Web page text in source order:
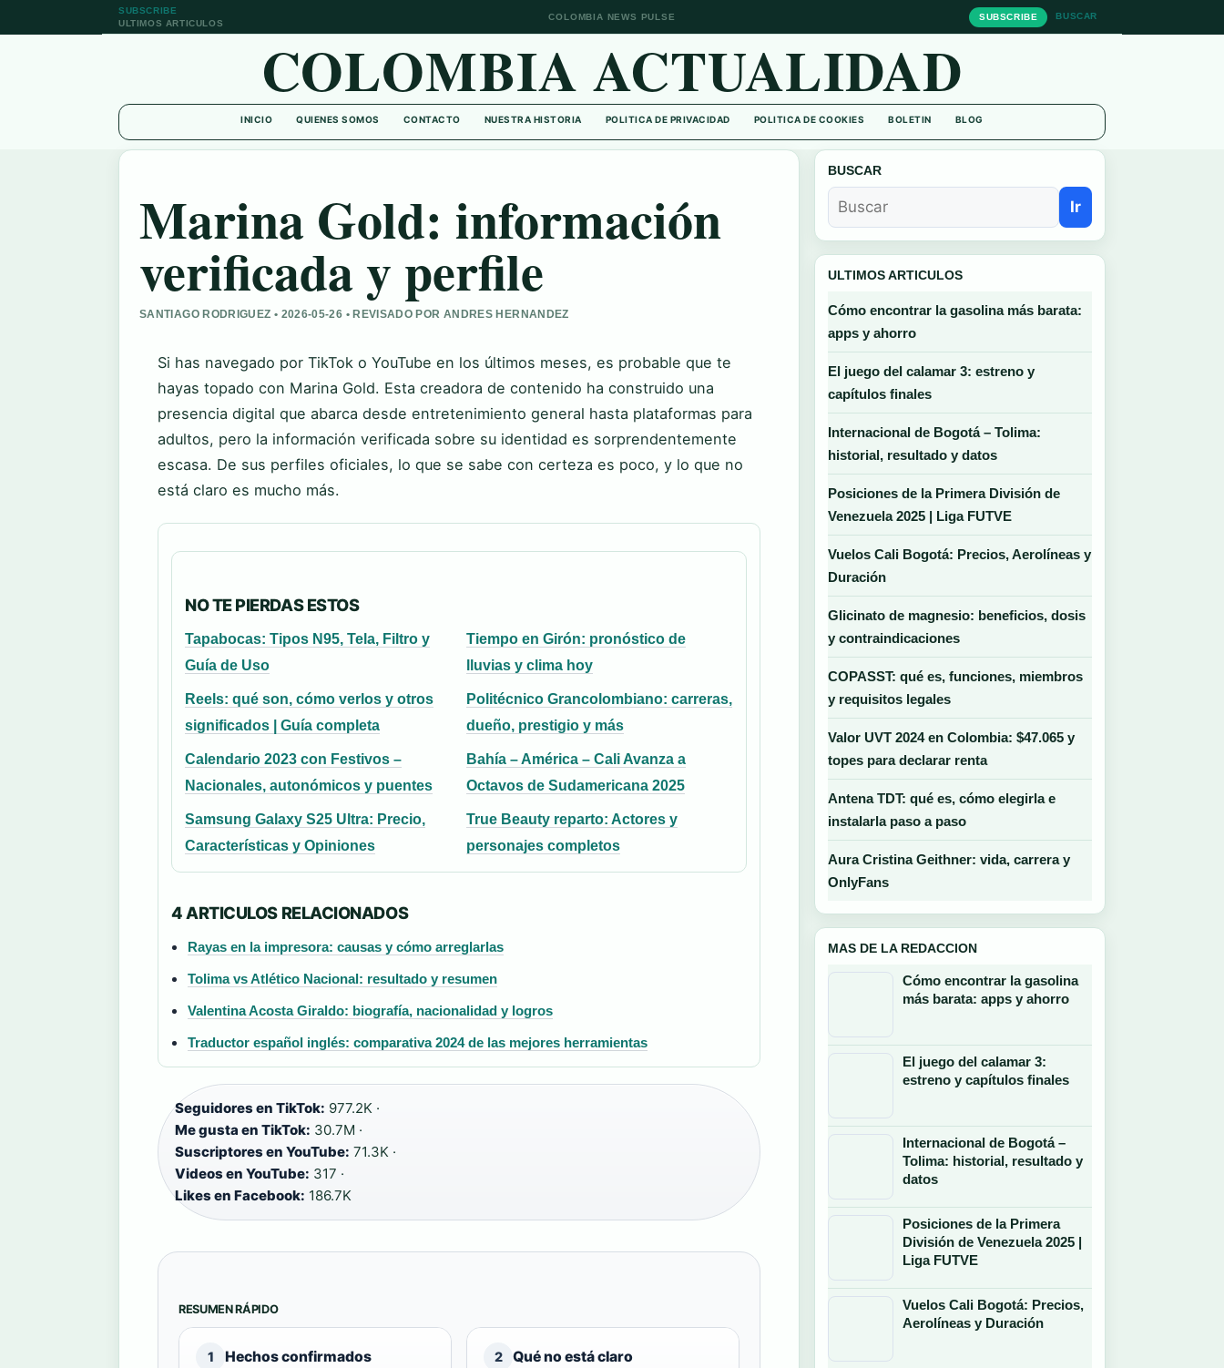
SUBSCRIBE
ULTIMOS ARTICULOS
COLOMBIA NEWS PULSE SUBSCRIBE BUSCAR
COLOMBIA ACTUALIDAD
INICIO QUIENES SOMOS CONTACTO NUESTRA HISTORIA POLITICA DE PRIVACIDAD POLITICA DE COOKIES BOLETIN BLOG
Marina Gold: información
verificada y perfile
SANTIAGO RODRIGUEZ • 2026-05-26 • REVISADO POR ANDRES HERNANDEZ
Si has navegado por TikTok o YouTube en los últimos meses, es probable que te
hayas topado con Marina Gold. Esta creadora de contenido ha construido una
presencia digital que abarca desde entretenimiento general hasta plataformas para
adultos, pero la información verificada sobre su identidad es sorprendentemente
escasa. De sus perfiles oficiales, lo que se sabe con certeza es poco, y lo que no
está claro es mucho más.
NO TE PIERDAS ESTOS
Tapabocas: Tipos N95, Tela, Filtro y
Guía de Uso
Tiempo en Girón: pronóstico de
lluvias y clima hoy
Reels: qué son, cómo verlos y otros
significados | Guía completa
Politécnico Grancolombiano: carreras,
dueño, prestigio y más
Calendario 2023 con Festivos –
Nacionales, autonómicos y puentes
Bahía – América – Cali Avanza a
Octavos de Sudamericana 2025
Samsung Galaxy S25 Ultra: Precio,
Características y Opiniones
True Beauty reparto: Actores y
personajes completos
4 ARTICULOS RELACIONADOS
Rayas en la impresora: causas y cómo arreglarlas
Tolima vs Atlético Nacional: resultado y resumen
Valentina Acosta Giraldo: biografía, nacionalidad y logros
Traductor español inglés: comparativa 2024 de las mejores herramientas
Seguidores en TikTok: 977.2K ·
Me gusta en TikTok: 30.7M ·
Suscriptores en YouTube: 71.3K ·
Videos en YouTube: 317 ·
Likes en Facebook: 186.7K
RESUMEN RÁPIDO
1 Hechos confirmados 2 Qué no está claro
BUSCAR
Ir
ULTIMOS ARTICULOS
Cómo encontrar la gasolina más barata:
apps y ahorro
El juego del calamar 3: estreno y
capítulos finales
Internacional de Bogotá – Tolima:
historial, resultado y datos
Posiciones de la Primera División de
Venezuela 2025 | Liga FUTVE
Vuelos Cali Bogotá: Precios, Aerolíneas y
Duración
Glicinato de magnesio: beneficios, dosis
y contraindicaciones
COPASST: qué es, funciones, miembros
y requisitos legales
Valor UVT 2024 en Colombia: $47.065 y
topes para declarar renta
Antena TDT: qué es, cómo elegirla e
instalarla paso a paso
Aura Cristina Geithner: vida, carrera y
OnlyFans
MAS DE LA REDACCION
Cómo encontrar la gasolina
más barata: apps y ahorro
El juego del calamar 3:
estreno y capítulos finales
Internacional de Bogotá –
Tolima: historial, resultado y
datos
Posiciones de la Primera
División de Venezuela 2025 |
Liga FUTVE
Vuelos Cali Bogotá: Precios,
Aerolíneas y Duración